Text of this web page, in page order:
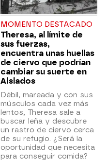
MOMENTO DESTACADO
Theresa, al límite de
sus fuerzas,
encuentra unas huellas
de ciervo que podrían
cambiar su suerte en
Aislados
Débil, mareada y con sus
músculos cada vez más
lentos, Theresa sale a
buscar leña y descubre
un rastro de ciervo cerca
de su refugio. ¿Será la
oportunidad que necesita
para conseguir comida?